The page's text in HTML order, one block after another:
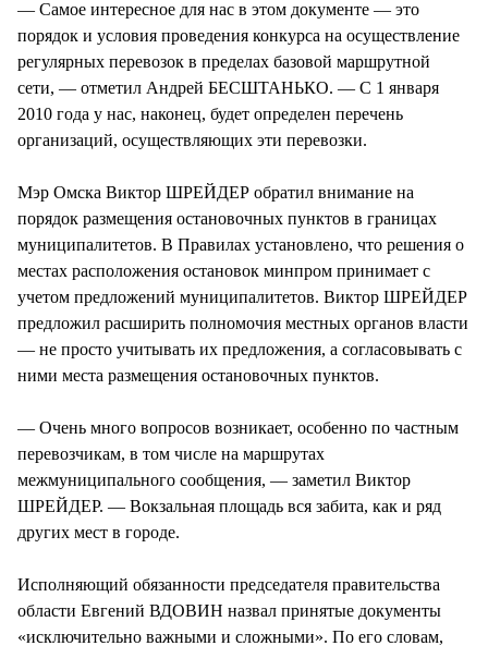
— Самое интересное для нас в этом документе — это
порядок и условия проведения конкурса на осуществление
регулярных перевозок в пределах базовой маршрутной
сети, — отметил Андрей БЕСШТАНЬКО. — С 1 января
2010 года у нас, наконец, будет определен перечень
организаций, осуществляющих эти перевозки.
Мэр Омска Виктор ШРЕЙДЕР обратил внимание на
порядок размещения остановочных пунктов в границах
муниципалитетов. В Правилах установлено, что решения о
местах расположения остановок минпром принимает с
учетом предложений муниципалитетов. Виктор ШРЕЙДЕР
предложил расширить полномочия местных органов власти
— не просто учитывать их предложения, а согласовывать с
ними места размещения остановочных пунктов.
— Очень много вопросов возникает, особенно по частным
перевозчикам, в том числе на маршрутах
межмуниципального сообщения, — заметил Виктор
ШРЕЙДЕР. — Вокзальная площадь вся забита, как и ряд
других мест в городе.
Исполняющий обязанности председателя правительства
области Евгений ВДОВИН назвал принятые документы
«исключительно важными и сложными». По его словам,